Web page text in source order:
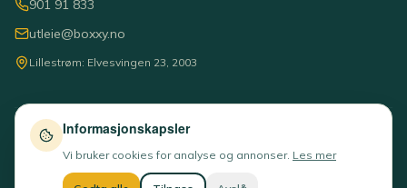
901 91 833
utleie@boxxy.no
Lillestrøm: Elvesvingen 23, 2003
Personvern
Informasjonskapsler
Norsk selskap 🇳🇴 · Lillestrøm
Informasjonskapsler
Vi bruker cookies for analyse og annonser. Les mer